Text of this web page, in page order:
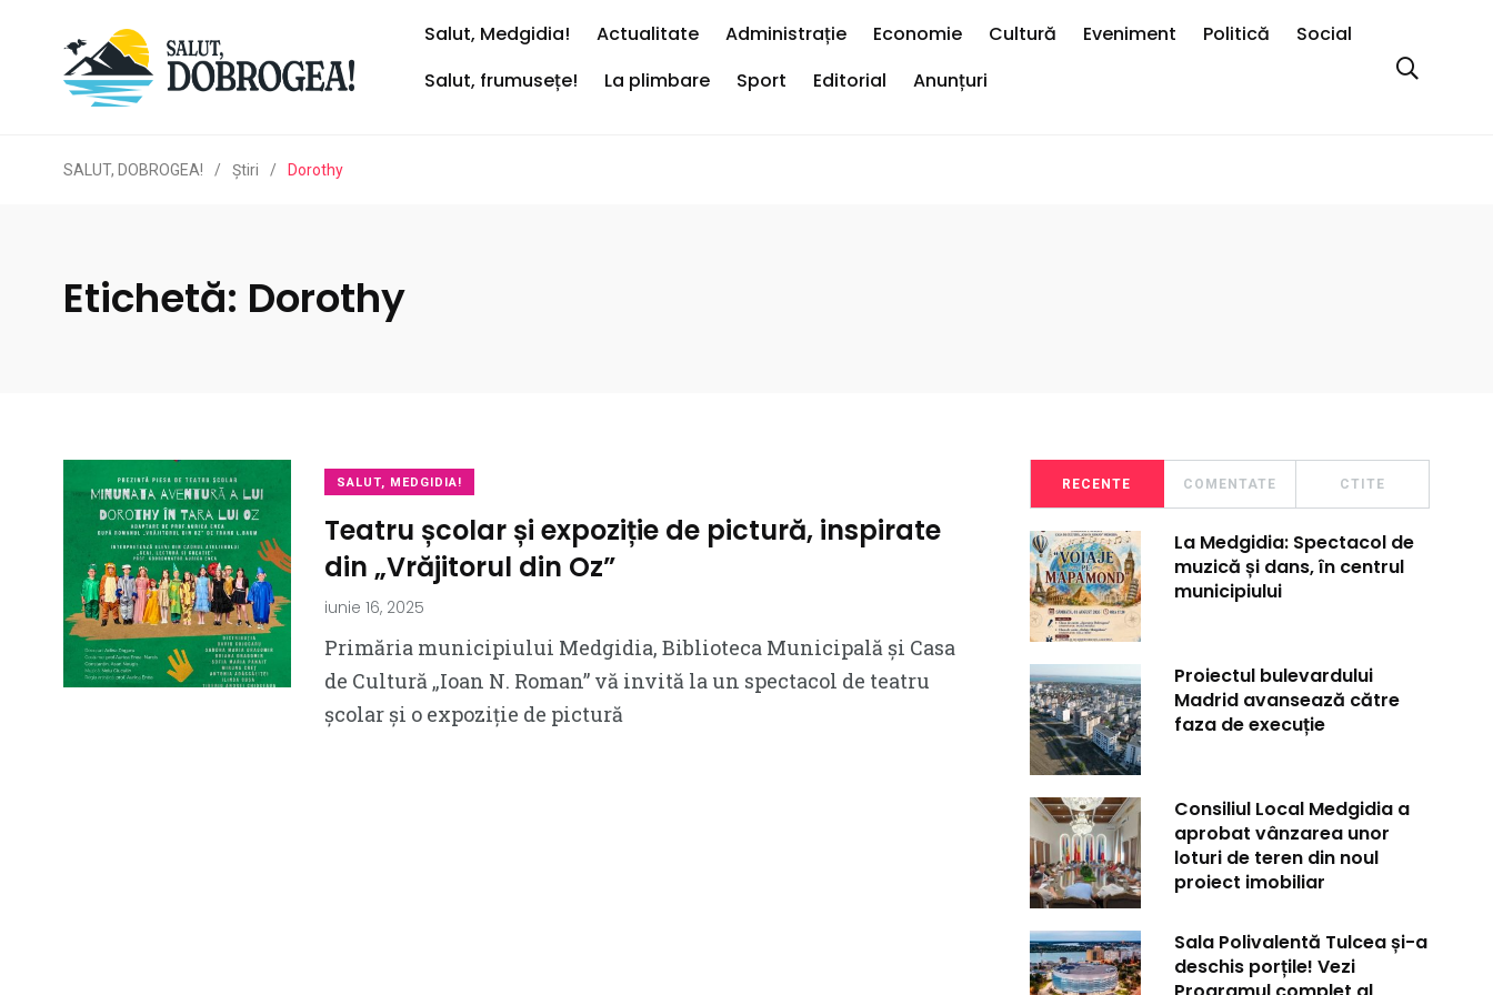
Salut, Medgidia! Actualitate Administrație Economie Cultură Eveniment Politică
Social
Salut, frumusețe!
La plimbare Sport Editorial Anunțuri
SALUT, DOBROGEA! / Ştiri / Dorothy
Etichetă: Dorothy
SALUT, MEDGIDIA!
Teatru școlar și expoziție de pictură, inspirate
din „Vrăjitorul din Oz”
iunie 16, 2025
Primăria municipiului Medgidia, Biblioteca Municipală și Casa
de Cultură „Ioan N. Roman” vă invită la un spectacol de teatru
școlar și o expoziție de pictură
RECENTE COMENTATE CTITE
La Medgidia: Spectacol de
muzică și dans, în centrul
municipiului
Proiectul bulevardului
Madrid avansează către
faza de execuție
Consiliul Local Medgidia a
aprobat vânzarea unor
loturi de teren din noul
proiect imobiliar
Sala Polivalentă Tulcea și-a
deschis porțile! Vezi